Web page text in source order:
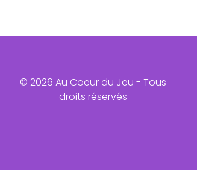
© 2026 Au Coeur du Jeu - Tous
droits réservés